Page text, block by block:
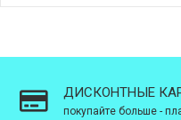
ДИСКОНТНЫЕ
покупайте больше -